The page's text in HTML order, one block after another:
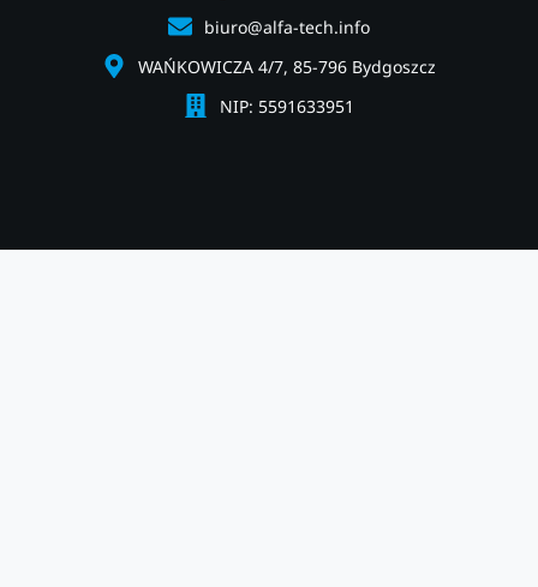
biuro@alfa-tech.info
WAŃKOWICZA 4/7, 85-796 Bydgoszcz
NIP: 5591633951